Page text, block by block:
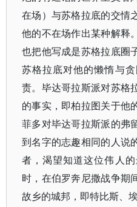
在场）与苏格拉底的交情
他的不在场作出某种解释
也把他写成是苏格拉底圈
苏格拉底对他的懒惰与
责。毕达哥拉斯派对苏格
的事实，即柏拉图关于他
菲多对毕达哥拉斯派的弗
到名字的志趣相同的人说
者，渴望知道这位伟人
时，在伯罗奔尼撒战争期
故乡的城邦，即特比斯、